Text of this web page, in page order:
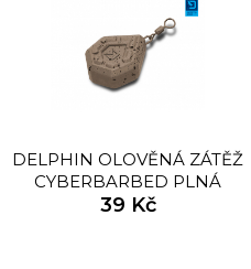
DELPHIN OLOVĚNÁ ZÁTĚŽ
CYBERBARBED PLNÁ
39 Kč